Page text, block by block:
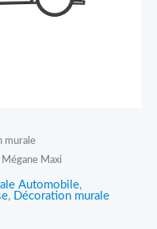
murale
Maxi
Automobile,
, Décoration murale